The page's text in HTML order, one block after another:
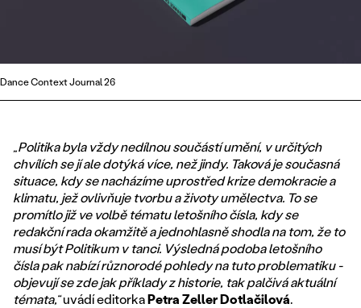
Dance Context Journal 26
„Politika byla vždy nedílnou součástí umění, v určitých
chvílích se jí ale dotýká více, než jindy. Taková je současná
situace, kdy se nacházíme uprostřed krize demokracie a
klimatu, jež ovlivňuje tvorbu a životy umělectva. To se
promítlo již ve volbě tématu letošního čísla, kdy se
redakční rada okamžitě a jednohlasně shodla na tom, že to
musí být Politikum v tanci. Výsledná podoba letošního
čísla pak nabízí různorodé pohledy na tuto problematiku -
objevují se zde jak příklady z historie, tak palčivá aktuální
témata,“uvádí editorkaPetra Zeller Dotlačilová.